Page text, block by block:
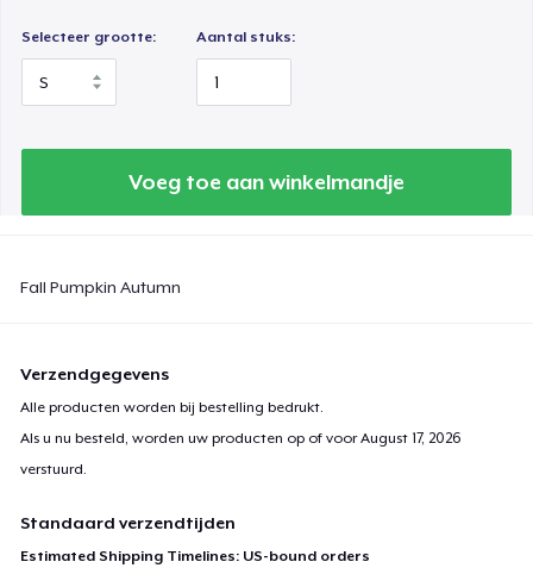
Selecteer grootte: Aantal stuks:
Voeg toe aan winkelmandje
Fall Pumpkin Autumn
Verzendgegevens
Alle producten worden bij bestelling bedrukt.
Als u nu besteld, worden uw producten op of voorAugust 17, 2026
verstuurd.
Standaard verzendtijden
Estimated Shipping Timelines: US-bound orders
US$ 21,99
Essential Tee
Tru Transfer Printed Unisex Premium Hoodie